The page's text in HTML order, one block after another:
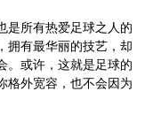
是所有热爱足球之人的
拥有最华丽的技艺，却
。或许，这就是足球的
外宽容，也不会因为